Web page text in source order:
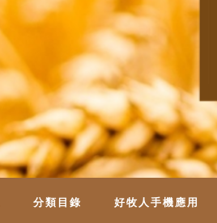
分類目錄 好牧人手機應用